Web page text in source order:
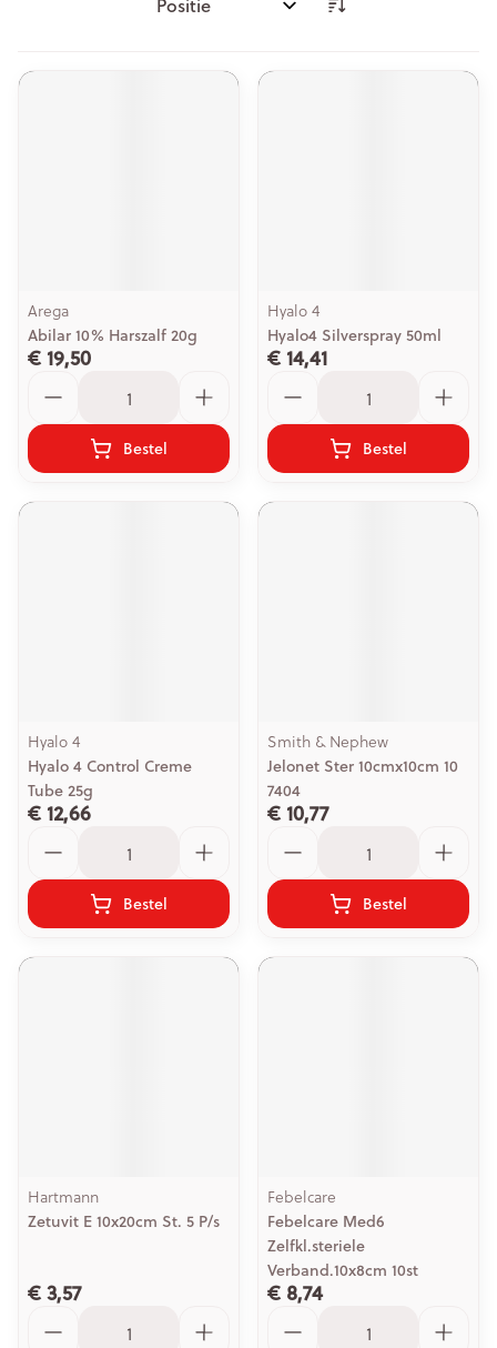
Sorteer op:
Arega
Abilar 10% Harszalf 20g
€ 19,50
Bestel
Hyalo 4
Hyalo4 Silverspray 50ml
€ 14,41
Bestel
Hyalo 4
Hyalo 4 Control Creme
Tube 25g
€ 12,66
Bestel
Smith & Nephew
Jelonet Ster 10cmx10cm 10
7404
€ 10,77
Bestel
Hartmann
Zetuvit E 10x20cm St. 5 P/s
€ 3,57
Febelcare
Febelcare Med6
Zelfkl.steriele
Verband.10x8cm 10st
€ 8,74